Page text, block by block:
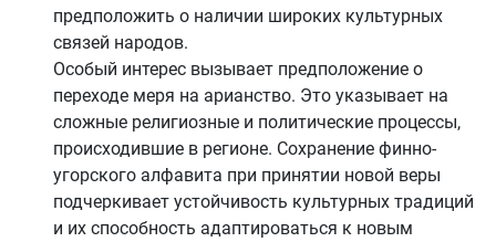
предположить о наличии широких культурных
связей народов.
Особый интерес вызывает предположение о
переходе меря на арианство. Это указывает на
сложные религиозные и политические процессы,
происходившие в регионе. Сохранение финно-
угорского алфавита при принятии новой веры
подчеркивает устойчивость культурных традиций
и их способность адаптироваться к новым